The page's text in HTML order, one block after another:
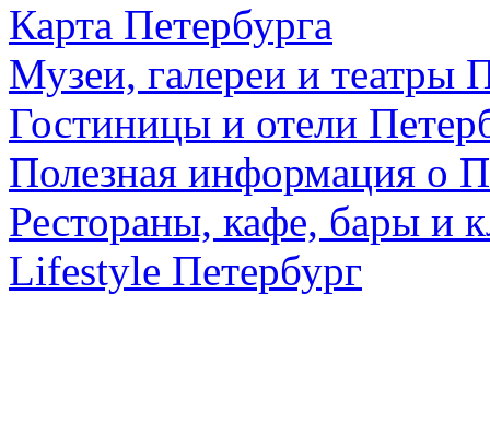
Карта Петербурга
Музеи, галереи и театры
Гостиницы и отели
Полезная информация о
Рестораны, кафе, бары и
Lifestyle Петербург